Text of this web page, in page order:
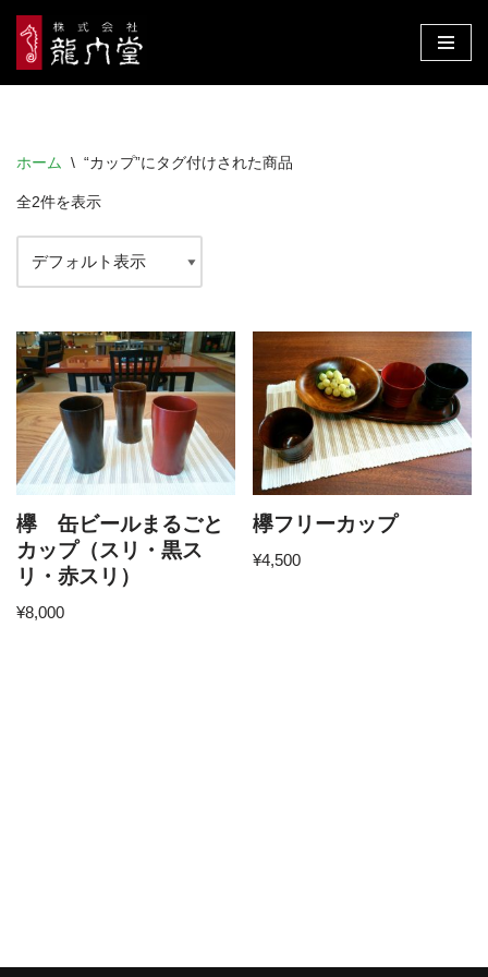
コ
ン
ツ
キ
プ
ホーム \ “カップ”にタグ付けされた商品
全2件を表示
欅 缶ビールまるごと
カップ（スリ・黒ス
リ・赤スリ）
¥8,000
欅フリーカップ
¥4,500